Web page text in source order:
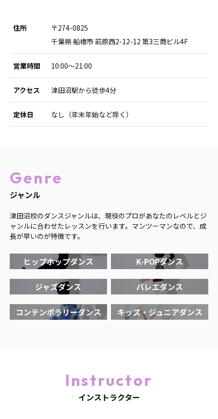
住所
〒274-0825
千葉県 船橋市 前原西2-12-12 第3三商ビル4F
営業時間 10:00～21:00
アクセス 津田沼駅から徒歩4分
定休日 なし（年末年始など除く）
Genre
ジャンル
津田沼校のダンスジャンルは、現役のプロがあなたのレベルとジ
ャンルに合わせたレッスンを行います。マンツーマンなので、成
長が早いのが特徴です。
ヒップホップダンス K-POPダンス
ジャズダンス バレエダンス
コンテンポラリーダンス キッズ・ジュニアダンス
Instructor
インストラクター